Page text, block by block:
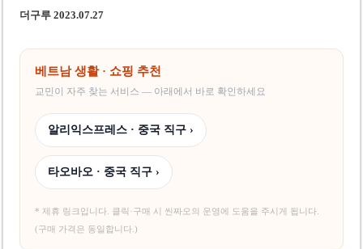
더구루 2023.07.27
베트남 생활 · 쇼핑 추천
교민이 자주 찾는 서비스 — 아래에서 바로 확인하세요
알리익스프레스 · 중국 직구 ›
타오바오 · 중국 직구 ›
* 제휴 링크입니다. 클릭·구매 시 씬짜오의 운영에 도움을 주시게 됩니다.
(구매 가격은 동일합니다.)